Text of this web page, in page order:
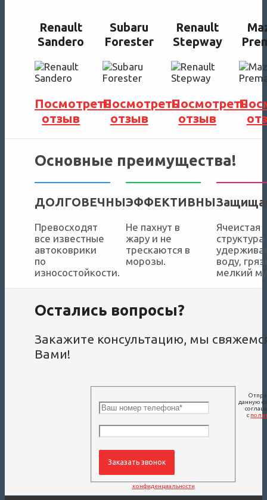
Renault
Sandero
Посмотреть
отзыв
Subaru
Forester
Посмотреть
отзыв
Renault
Stepway
Посмотреть
отзыв
Основные преимущества!
ДОЛГОВЕЧНЫ
Превосходят
все известные
автоковрики
по
износостойкости.
ЭФФЕКТИВНЫ
Не пахнут в
жару и не
трескаются в
морозы.
Ячеистая
структура
воду,
мелкий
Остались вопросы?
Закажите консультацию, мы
Вами!
данную
с
конфиденциальности